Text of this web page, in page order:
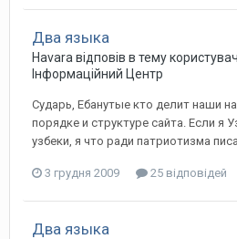
Два языка
Havara відповів в тему
Інформаційний Центр
Сударь, Ебанутые кто делит наши
порядке и структуре сайта. Если я
узбеки, я что ради патриотизма
3 грудня 2009 25 відповідей
Два языка